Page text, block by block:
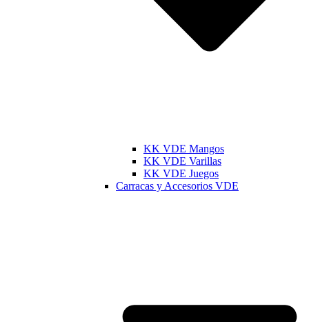
KK VDE Mangos
KK VDE Varillas
KK VDE Juegos
Carracas y Accesorios VDE